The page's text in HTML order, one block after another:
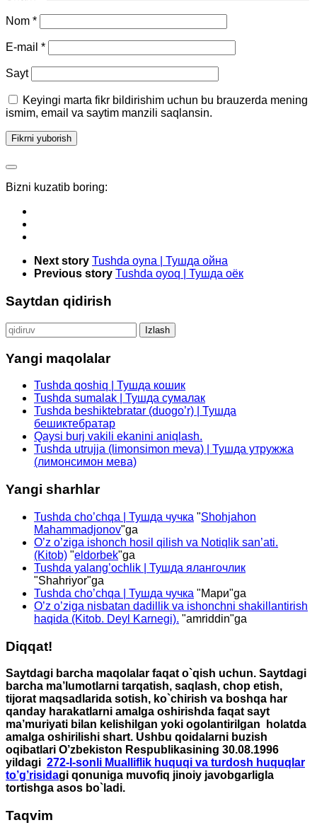
Nom *
E-mail *
Sayt
Keyingi marta fikr bildirishim uchun bu brauzerda mening
ismim, email va saytim manzili saqlansin.
Bizni kuzatib boring:
Next story Tushda oyna | Тушда ойна
Previous story Tushda oyoq | Тушда оёк
Saytdan qidirish
Qidirshish:
Yangi maqolalar
Tushda qoshiq | Тушда кошик
Tushda sumalak | Тушда сумалак
Tushda beshiktebratar (duogo’r) | Тушда
бешиктебратар
Qaysi burj vakili ekanini aniqlash.
Tushda utrujja (limonsimon meva) | Тушда утружжа
(лимонсимон мева)
Yangi sharhlar
Tushda cho’chqa | Тушда чучка "Shohjahon
Mahammadjonov"ga
O’z o’ziga ishonch hosil qilish va Notiqlik san’ati.
(Kitob) "eldorbek"ga
Tushda yalang’ochlik | Тушда ялангочлик
"Shahriyor"ga
Tushda cho’chqa | Тушда чучка "Мари"ga
O’z o’ziga nisbatan dadillik va ishonchni shakillantirish
haqida (Kitob. Deyl Karnegi). "amriddin"ga
Diqqat!
Saytdagi barcha maqolalar faqat o`qish uchun. Saytdagi
barcha ma’lumotlarni tarqatish, saqlash, chop etish,
tijorat maqsadlarida sotish, ko`chirish va boshqa har
qanday harakatlarni amalga oshirishda faqat sayt
ma’muriyati bilan kelishilgan yoki ogolantirilgan holatda
amalga oshirilishi shart. Ushbu qoidalarni buzish
oqibatlari O’zbekiston Respublikasining 30.08.1996
yildagi 272-I-sonli Mualliflik huquqi va turdosh huquqlar
to’g’risidagi qonuniga muvofiq jinoiy javobgarligla
tortishga asos bo`ladi.
Taqvim